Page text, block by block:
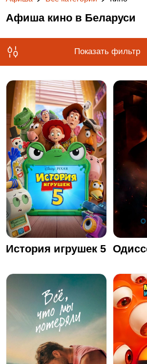
Афиша кино в Беларуси
Показать фильтр
История игрушек 5